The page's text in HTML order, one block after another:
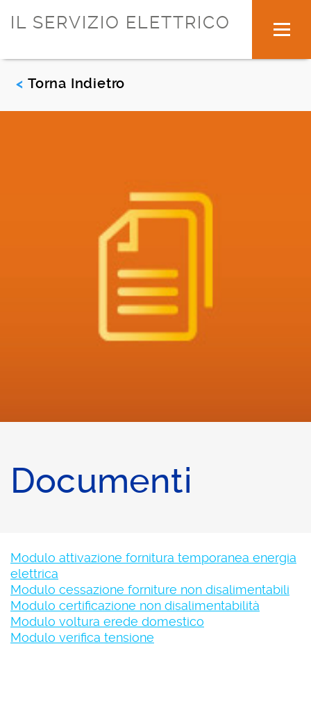
IL SERVIZIO ELETTRICO
< Torna Indietro
Documenti
Modulo attivazione fornitura temporanea energia
elettrica
Modulo cessazione forniture non disalimentabili
Modulo certificazione non disalimentabilità
Modulo voltura erede domestico
Modulo verifica tensione